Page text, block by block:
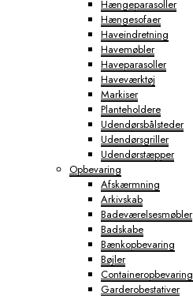
Hængeparasoller
Hængesofaer
Haveindretning
Havemøbler
Haveparasoller
Haveværktøj
Markiser
Planteholdere
Udendørsbålsteder
Udendørsgriller
Udendørstæpper
Opbevaring
Afskærmning
Arkivskab
Badeværelsesmøbler
Badskabe
Bænkopbevaring
Bøjler
Containeropbevaring
Garderobestativer